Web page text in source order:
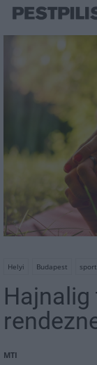
Helyi Budapest sport
MTI